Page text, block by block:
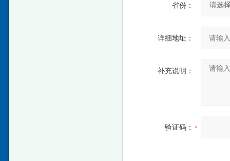
省份：
详细地址：
补充说明：
验证码：